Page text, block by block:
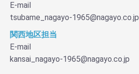
E-mail
tsubame_nagayo-1965@nagayo.co.jp
関西地区担当
E-mail
kansai_nagayo-1965@nagayo.co.jp